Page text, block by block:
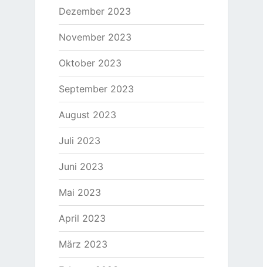
Dezember 2023
November 2023
Oktober 2023
September 2023
August 2023
Juli 2023
Juni 2023
Mai 2023
April 2023
März 2023